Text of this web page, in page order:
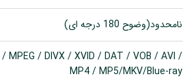
نامحدود(وضوح 180 درجه ای)
MPEG / DIVX / XVID / DAT / VOB / AVI /
MP4 / MP5/MKV/Blue-ray